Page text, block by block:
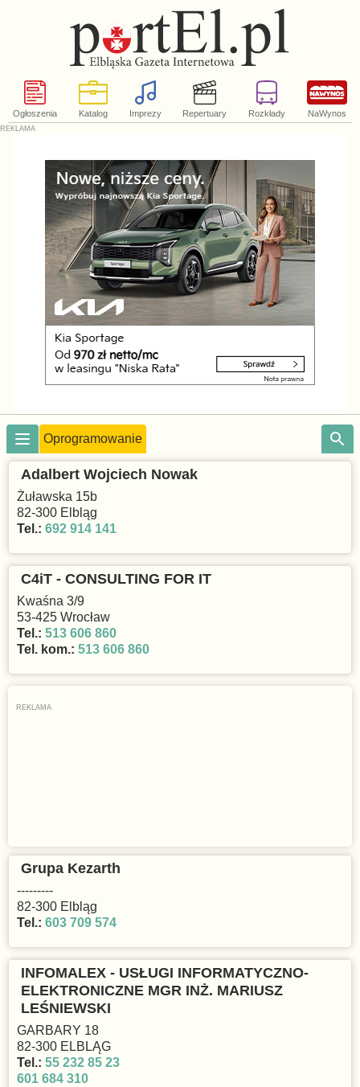
Ogłoszenia Katalog Imprezy Repertuary Rozkłady NaWynos
Oprogramowanie
Adalbert Wojciech Nowak
Żuławska 15b
82-300 Elbląg
Tel.: 692 914 141
C4iT - CONSULTING FOR IT
Kwaśna 3/9
53-425 Wrocław
Tel.: 513 606 860
Tel. kom.: 513 606 860
Grupa Kezarth
---------
82-300 Elbląg
Tel.: 603 709 574
INFOMALEX - USŁUGI INFORMATYCZNO-
ELEKTRONICZNE MGR INŻ. MARIUSZ
LEŚNIEWSKI
GARBARY 18
82-300 ELBLĄG
Tel.: 55 232 85 23
601 684 310